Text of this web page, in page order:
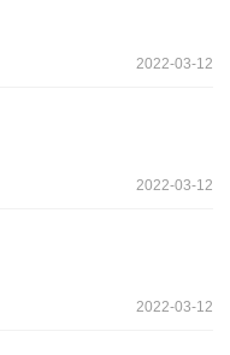
2022-03-12
2022-03-12
2022-03-12